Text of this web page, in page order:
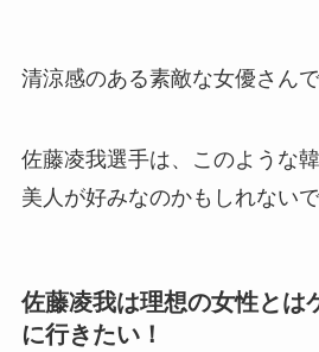
清涼感のある素敵な女優さん
佐藤凌我選手は、このような
美人が好みなのかもしれない
佐藤凌我は理想の女性とは
に行きたい！